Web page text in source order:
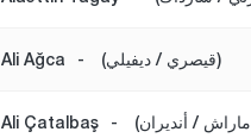
Ali Ağca - (قيصري / ديفيلي)
Ali Çatalbaş -